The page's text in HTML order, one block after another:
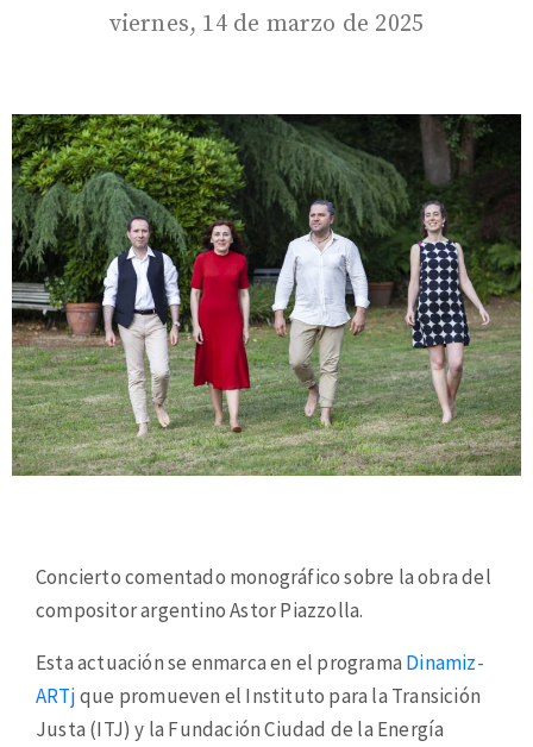
viernes, 14 de marzo de 2025
Concierto comentado monográfico sobre la obra del
compositor argentino Astor Piazzolla.
Esta actuación se enmarca en el programa Dinamiz-
ARTjque promueven el Instituto para la Transición
Justa (ITJ) y la Fundación Ciudad de la Energía